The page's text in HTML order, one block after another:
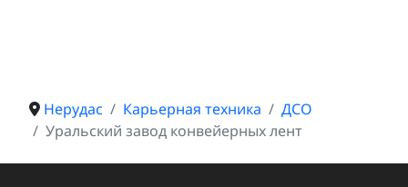
Нерудас Карьерная техника
ДСО
Уральский завод конвейерных лент